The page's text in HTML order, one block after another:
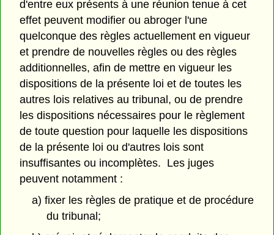
d'entre eux présents à une réunion tenue à cet
effet peuvent modifier ou abroger l'une
quelconque des règles actuellement en vigueur
et prendre de nouvelles règles ou des règles
additionnelles, afin de mettre en vigueur les
dispositions de la présente loi et de toutes les
autres lois relatives au tribunal, ou de prendre
les dispositions nécessaires pour le règlement
de toute question pour laquelle les dispositions
de la présente loi ou d'autres lois sont
insuffisantes ou incomplètes. Les juges
peuvent notamment :
a) fixer les règles de pratique et de procédure
du tribunal;